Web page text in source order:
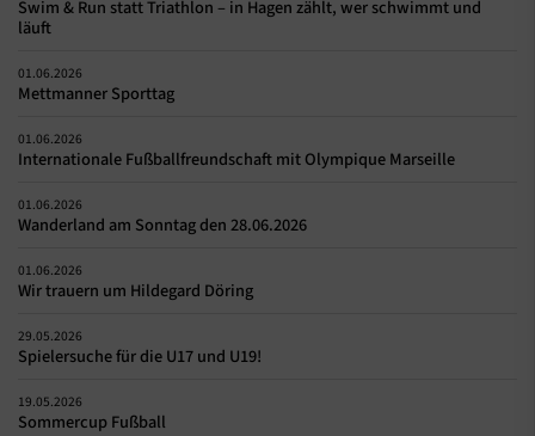
Swim & Run statt Triathlon – in Hagen zählt, wer schwimmt und
läuft
01.06.2026
Mettmanner Sporttag
01.06.2026
Internationale Fußballfreundschaft mit Olympique Marseille
01.06.2026
Wanderland am Sonntag den 28.06.2026
01.06.2026
Wir trauern um Hildegard Döring
29.05.2026
Spielersuche für die U17 und U19!
19.05.2026
Sommercup Fußball